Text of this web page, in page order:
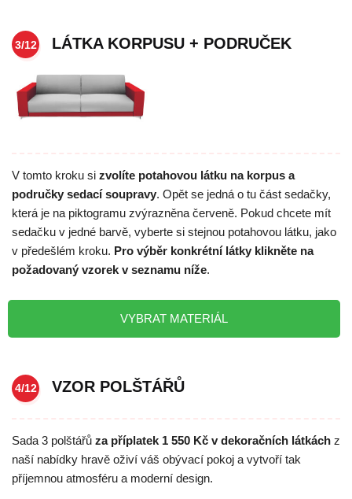
3/12 LÁTKA KORPUSU + PODRUČEK
V tomto kroku si zvolíte potahovou látku na korpus a
područky sedací soupravy. Opět se jedná o tu část sedačky,
která je na piktogramu zvýrazněna červeně. Pokud chcete mít
sedačku v jedné barvě, vyberte si stejnou potahovou látku, jako
v předešlém kroku. Pro výběr konkrétní látky klikněte na
požadovaný vzorek v seznamu níže.
VYBRAT MATERIÁL
4/12 VZOR POLŠTÁŘŮ
Sada 3 polštářů za příplatek 1 550 Kč v dekoračních látkách z
naší nabídky hravě oživí váš obývací pokoj a vytvoří tak
příjemnou atmosféru a moderní design.